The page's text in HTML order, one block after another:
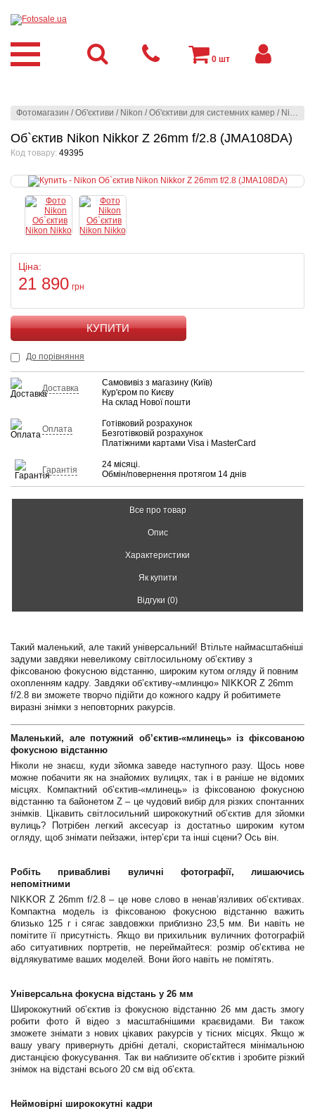
Фотомагазин /Об'єктиви / Nikon /Об'єктиви для системних камер / Nikon
Об`єктив Nikon Nikkor Z 26mm f/2.8 (JMA108DA)
Код товару: 49395
Ціна:
21 890 грн
КУПИТИ
До порівняння
Доставка
Самовивіз з магазину (Київ)
Кур'єром по Києву
На склад Нової пошти
Оплата
Готівковий розрахунок
Безготівковій розрахунок
Платіжними картами Visa і MasterCard
Гарантія
24 місяці.
Обмін/повернення протягом 14 днів
Все про товар
Опис
Характеристики
Як купити
Відгуки (0)
Такий маленький, але такий універсальний! Втільте наймасштабніші
задуми завдяки невеликому світлосильному об’єктиву з
фіксованою фокусною відстанню, широким кутом огляду й повним
охопленням кадру. Завдяки об’єктиву-«млинцю» NIKKOR Z 26mm
f/2.8 ви зможете творчо підійти до кожного кадру й робитимете
виразні знімки з неповторних ракурсів.
Маленький, але потужний об’єктив-«млинець» із фіксованою
фокусною відстанню
Ніколи не знаєш, куди зйомка заведе наступного разу. Щось нове
можне побачити як на знайомих вулицях, так і в раніше не відомих
місцях. Компактний об’єктив-«млинець» із фіксованою фокусною
відстанню та байонетом Z – це чудовий вибір для різких спонтанних
знімків. Цікавить світлосильний ширококутний об’єктив для зйомки
вулиць? Потрібен легкий аксесуар із достатньо широким кутом
огляду, щоб знімати пейзажи, інтер’єри та інші сцени? Ось він.
Робіть привабливі вуличні фотографії, лишаючись
непомітними
NIKKOR Z 26mm f/2.8 – це нове слово в ненав’язливих об’єктивах.
Компактна модель із фіксованою фокусною відстанню важить
близько 125 г і сягає завдовжки приблизно 23,5 мм. Ви навіть не
помітите її присутність. Якщо ви прихильник вуличних фотографій
або ситуативних портретів, не переймайтеся: розмір об’єктива не
відлякуватиме ваших моделей. Вони його навіть не помітять.
Універсальна фокусна відстань у 26 мм
Ширококутний об’єктив із фокусною відстанню 26 мм дасть змогу
робити фото й відео з масштабнішими краєвидами. Ви також
зможете знімати з нових цікавих ракурсів у тісних місцях. Якщо ж
вашу увагу привернуть дрібні деталі, скористайтеся мінімальною
дистанцією фокусування. Так ви наблизите об’єктив і зробите різкий
знімок на відстані всього 20 см від об’єкта.
Неймовірні ширококутні кадри
0 шт